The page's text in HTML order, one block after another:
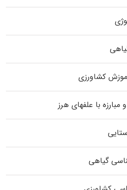
کشاورزی
با علفهای هرز
گیاهی